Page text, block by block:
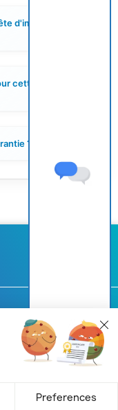
Preferences
Une question ?
d'impression
cette tête
?
